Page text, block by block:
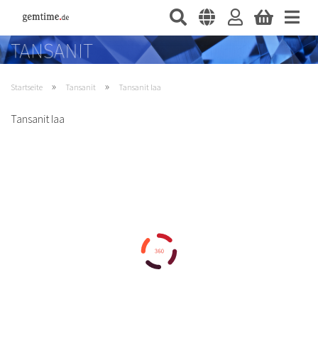
Startseite » Tansanit » Tansanit Iaa
Tansanit Iaa